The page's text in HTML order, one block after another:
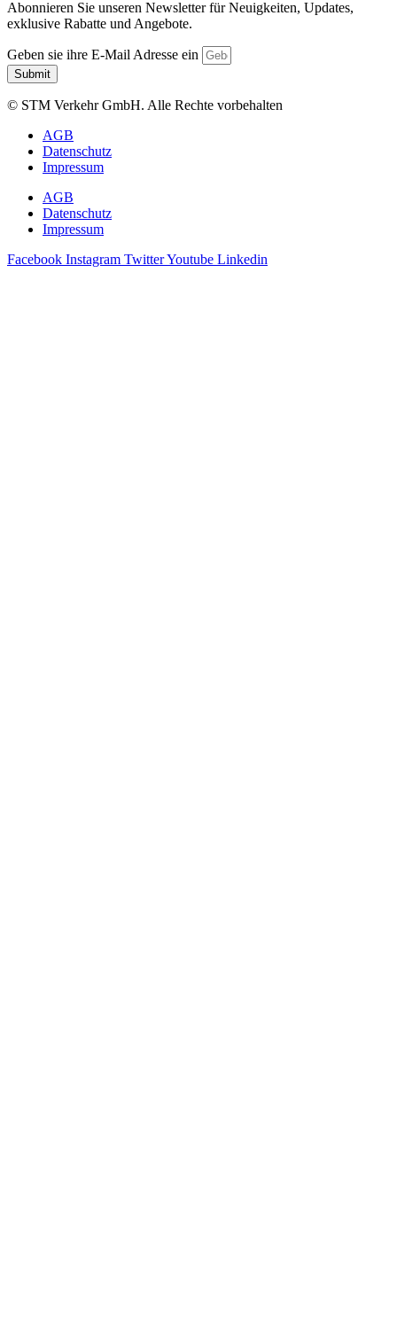
Abonnieren Sie unseren Newsletter für Neuigkeiten, Updates,
exklusive Rabatte und Angebote.
Geben sie ihre E-Mail Adresse ein
Submit
© STM Verkehr GmbH. Alle Rechte vorbehalten
AGB
Datenschutz
Impressum
AGB
Datenschutz
Impressum
Facebook Instagram TwitterYoutube Linkedin